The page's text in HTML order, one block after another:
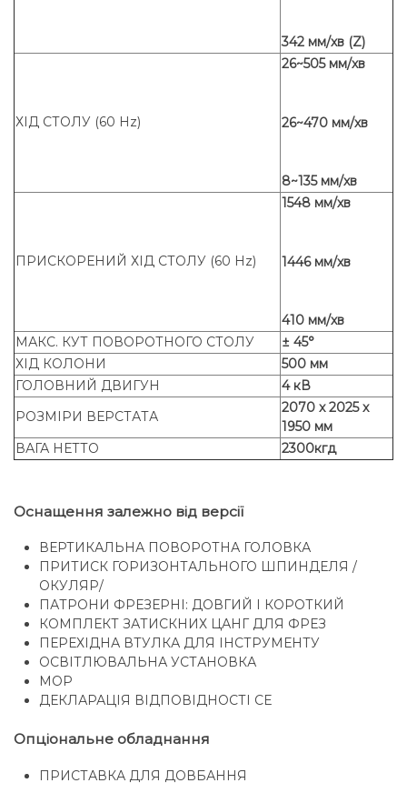
342 мм/хв (Z)
ХІД СТОЛУ (60 Hz)
26~505 мм/хв
26~470 мм/хв
8~135 мм/хв
ПРИСКОРЕНИЙ ХІД СТОЛУ (60 Hz)
1548 мм/хв
1446 мм/хв
410 мм/хв
МАКС. КУТ ПОВОРОТНОГО СТОЛУ
± 45°
ХІД КОЛОНИ
500 мм
ГОЛОВНИЙ ДВИГУН
4 кВ
РОЗМІРИ ВЕРСТАТА
2070 x 2025 x
1950 мм
ВАГА НЕТТО
2300кгд
Оснащення залежно від версії
ВЕРТИКАЛЬНА ПОВОРОТНА ГОЛОВКА
ПРИТИСК ГОРИЗОНТАЛЬНОГО ШПИНДЕЛЯ /
ОКУЛЯР/
ПАТРОНИ ФРЕЗЕРНІ: ДОВГИЙ І КОРОТКИЙ
КОМПЛЕКТ ЗАТИСКНИХ ЦАНГ ДЛЯ ФРЕЗ
ПЕРЕХІДНА ВТУЛКА ДЛЯ ІНСТРУМЕНТУ
ОСВІТЛЮВАЛЬНА УСТАНОВКА
МОР
ДЕКЛАРАЦІЯ ВІДПОВІДНОСТІ CE
Опціональне обладнання
ПРИСТАВКА ДЛЯ ДОВБАННЯ